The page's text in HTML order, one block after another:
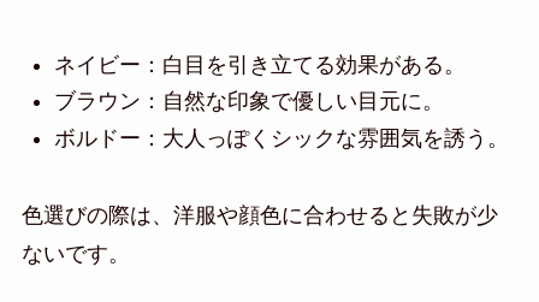
ネイビー：白目を引き立てる効果がある。
ブラウン：自然な印象で優しい目元に。
ボルドー：大人っぽくシックな雰囲気を誘う。
色選びの際は、洋服や顔色に合わせると失敗が少
ないです。